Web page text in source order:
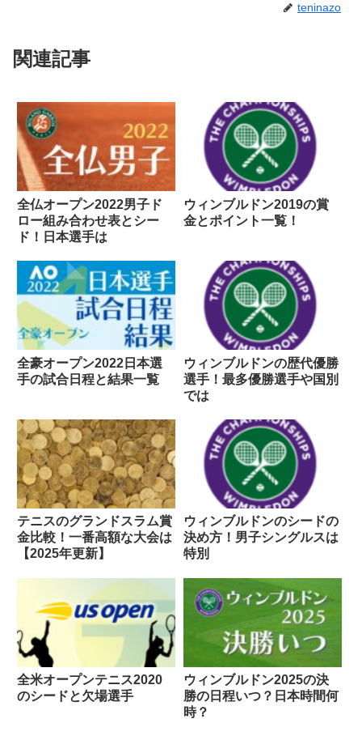
teninazo
関連記事
全仏オープン2022男子ド
ロー組み合わせ表とシー
ド！日本選手は
ウィンブルドン2019の賞
金とポイント一覧！
全豪オープン2022日本選
手の試合日程と結果一覧
ウィンブルドンの歴代優勝
選手！最多優勝選手や国別
では
テニスのグランドスラム賞
金比較！一番高額な大会は
【2025年更新】
ウィンブルドンのシードの
決め方！男子シングルスは
特別
全米オープンテニス2020
のシードと欠場選手
ウィンブルドン2025の決
勝の日程いつ？日本時間何
時？